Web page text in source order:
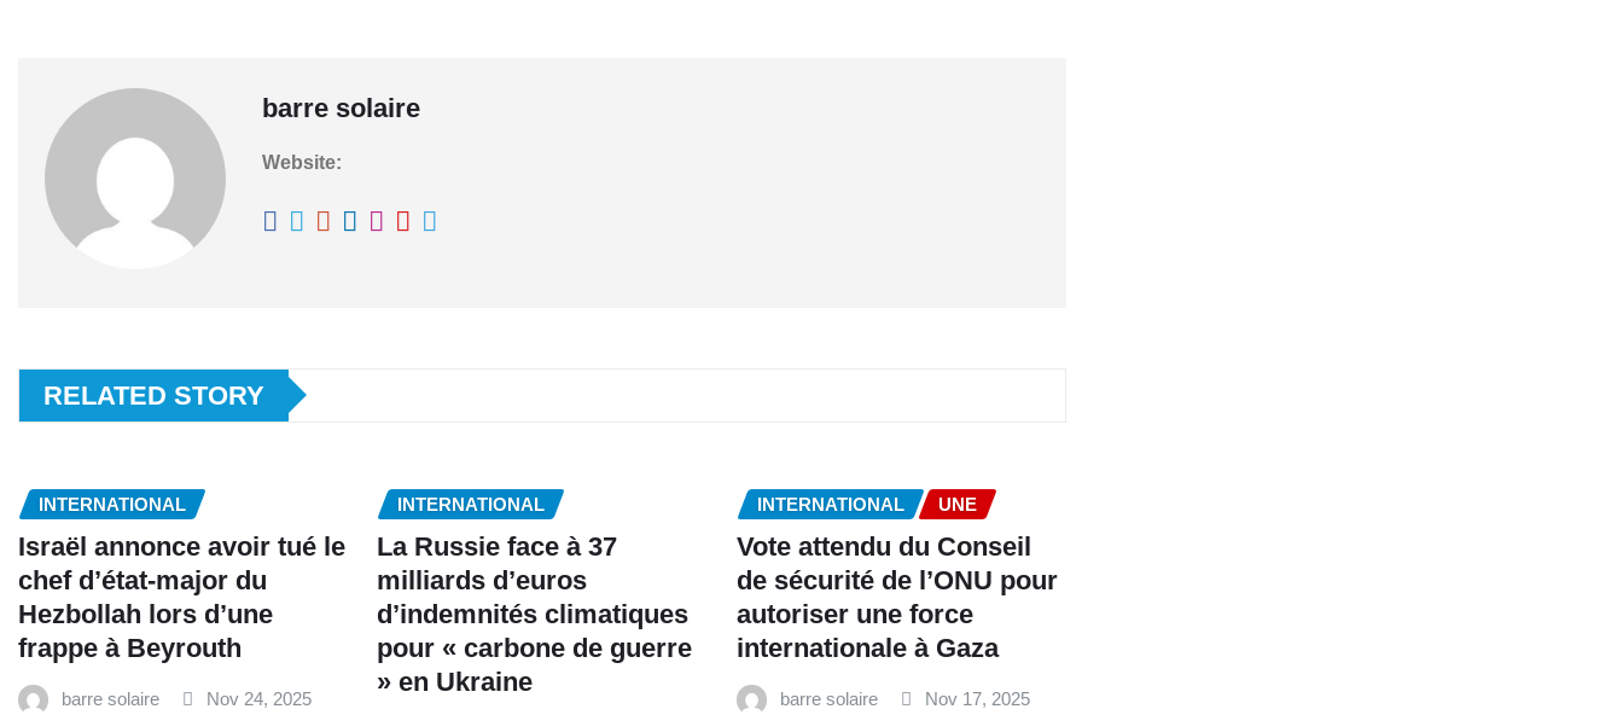
barre solaire
Website:
RELATED STORY
INTERNATIONAL
Israël annonce avoir tué le
chef d’état-major du
Hezbollah lors d’une
frappe à Beyrouth
barre solaire Nov 24, 2025
INTERNATIONAL
La Russie face à 37
milliards d’euros
d’indemnités climatiques
pour « carbone de guerre
» en Ukraine
INTERNATIONAL UNE
Vote attendu du Conseil
de sécurité de l’ONU pour
autoriser une force
internationale à Gaza
barre solaire Nov 17, 2025